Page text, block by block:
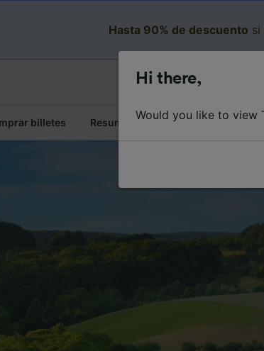
Hasta 90% de descuento si
billetes Resumen del viaje Horarios
Hi there,
Would you like to view